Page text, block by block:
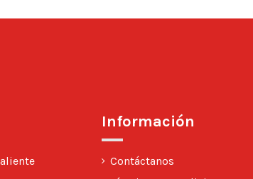
Información
Contáctanos